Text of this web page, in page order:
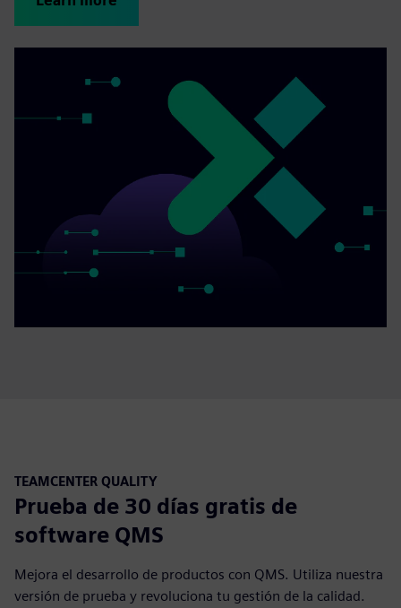
TEAMCENTER QUALITY
Prueba de 30 días gratis de
software QMS
Mejora el desarrollo de productos con QMS. Utiliza nuestra
versión de prueba y revoluciona tu gestión de la calidad.